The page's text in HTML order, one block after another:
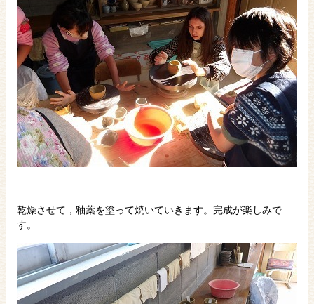
乾燥させて，釉薬を塗って焼いていきます。完成が楽しみで
す。